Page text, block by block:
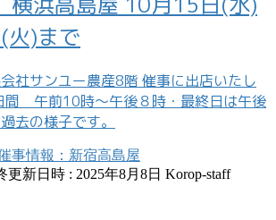
)まで
社サンユー農産8階 催事に出店いたし
午前10時～午後８時・最終日は午後
去の様子です。
更新日時 : 2025年8月8日 Korop-staff